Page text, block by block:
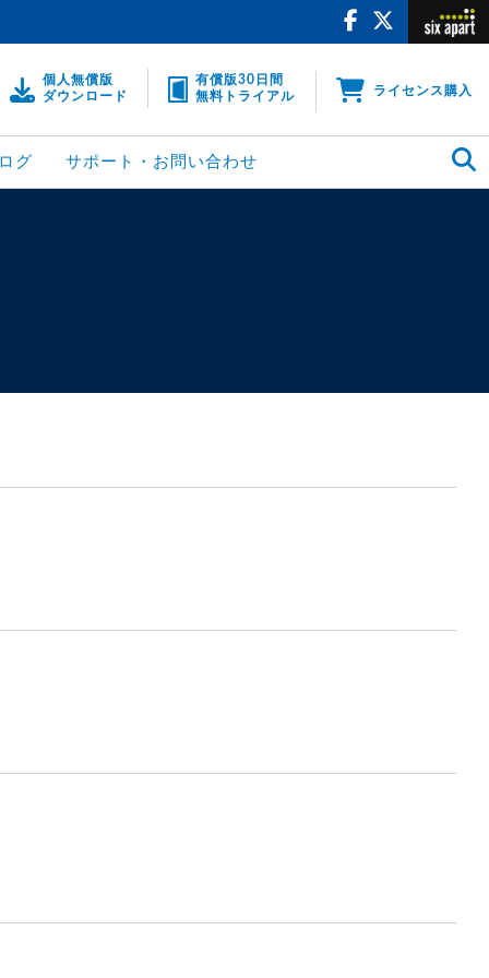
個人無償版
ダウンロード
有償版30日間
無料トライアル
ライセンス購入
グ サポート・お問い合わせ